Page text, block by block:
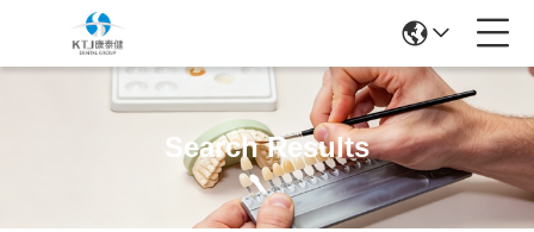
Search Results